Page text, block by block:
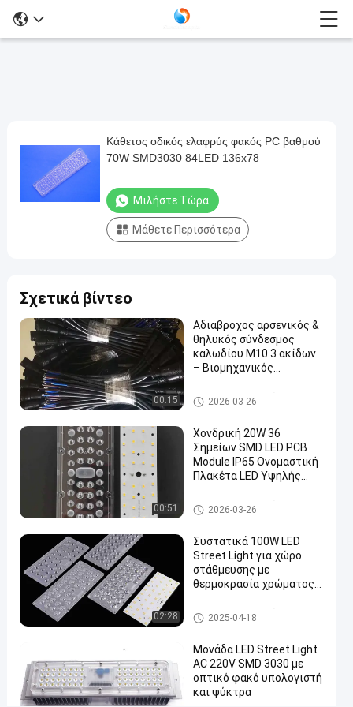
Κάθετος
οδικός
ελαφρύς
SMD3030
84LED
136x78
Τμήματα
φωτεινών
σηματοδοτών
οδηγήσεων
2021-
01-19
απόψεις
οδηγημένα
ελαφριά
συστατικά
οδηγημένα
κοu'φώματα
φωτεινών
σηματοδοτών
#
φωτεινών
σηματοδοτών
Κάθετος οδικός ελαφρύς φακός PC βαθμού
70W SMD3030 84LED 136x78
Μιλήστε Τώρα.
Μάθετε Περισσότερα
Σχετικά βίντεο
00:15
Αδιάβροχος αρσενικός &
θηλυκός σύνδεσμος
καλωδίου M10 3 ακίδων
– Βιομηχανικός
IP67
Τμήματα φωτεινών σηματο
δοτών οδηγήσεων
2026-03-26
00:51
Χονδρική 20W 36
Σημείων SMD LED PCB
Module IP65 Ονομαστική
Πλακέτα LED Υψηλής
Δρόμου / Εξωτερικό
Φωτισμό
Τμήματα φωτεινών σηματο
δοτών οδηγήσεων
2026-03-26
02:28
Συστατικά 100W LED
Street Light για χώρο
στάθμευσης με
θερμοκρασία χρώματος
Τμήματα φωτεινών σηματο
δοτών οδηγήσεων
2025-04-18
Μονάδα LED Street Light
AC 220V SMD 3030 με
οπτικό φακό υπολογιστή
και ψύκτρα